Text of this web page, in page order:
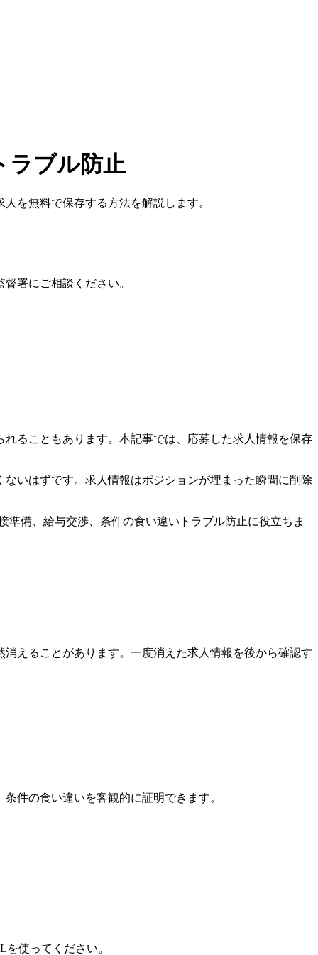
ラブル防止
を無料で保存する方法を解説します。
署にご相談ください。
ることもあります。本記事では、応募した求人情報を保存
いはずです。求人情報はポジションが埋まった瞬間に削除
備、給与交渉、条件の食い違いトラブル防止に役立ちま
えることがあります。一度消えた求人情報を後から確認す
件の食い違いを客観的に証明できます。
使ってください。